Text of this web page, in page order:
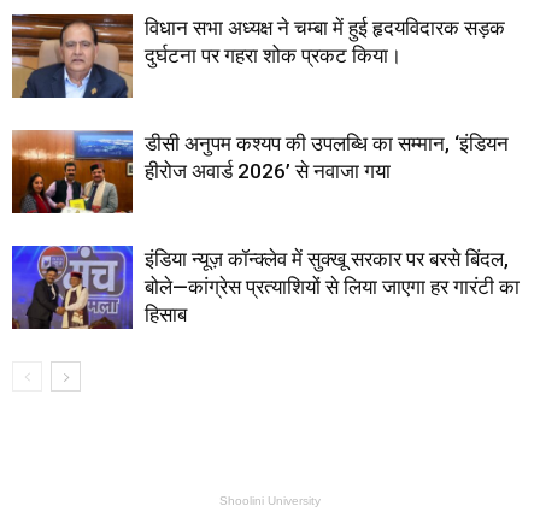
विधान सभा अध्यक्ष ने चम्बा में हुई हृदयविदारक सड़क
दुर्घटना पर गहरा शोक प्रकट किया।
डीसी अनुपम कश्यप की उपलब्धि का सम्मान, ‘इंडियन
हीरोज अवार्ड 2026’ से नवाजा गया
इंडिया न्यूज़ कॉन्क्लेव में सुक्खू सरकार पर बरसे बिंदल,
बोले—कांग्रेस प्रत्याशियों से लिया जाएगा हर गारंटी का
हिसाब
Shoolini University